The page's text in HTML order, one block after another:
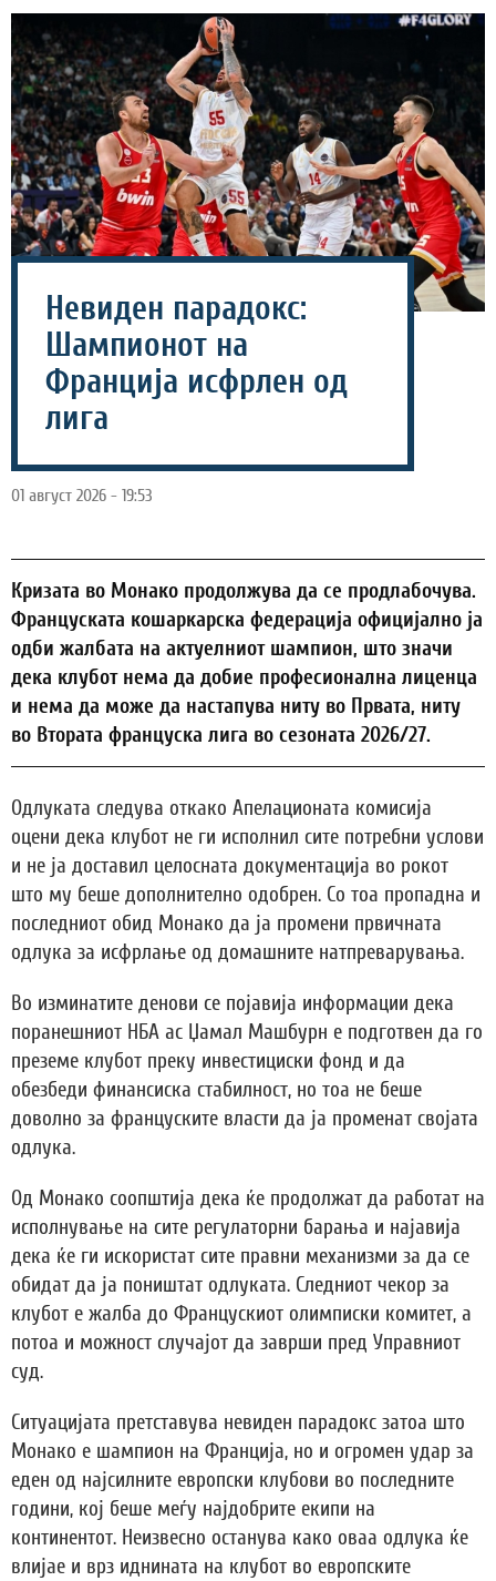
Невиден парадокс:
Шампионот на
Франција исфрлен од
лига
01 август 2026 - 19:53
Кризата во Монако продолжува да се продлабочува.
Француската кошаркарска федерација официјално ја
одби жалбата на актуелниот шампион, што значи
дека клубот нема да добие професионална лиценца
и нема да може да настапува ниту во Првата, ниту
во Втората француска лига во сезоната 2026/27.
Одлуката следува откако Апелационата комисија
оцени дека клубот не ги исполнил сите потребни услови
и не ја доставил целосната документација во рокот
што му беше дополнително одобрен. Со тоа пропадна и
последниот обид Монако да ја промени првичната
одлука за исфрлање од домашните натпреварувања.
Во изминатите денови се појавија информации дека
поранешниот НБА ас Џамал Машбурн е подготвен да го
преземе клубот преку инвестициски фонд и да
обезбеди финансиска стабилност, но тоа не беше
доволно за француските власти да ја променат својата
одлука.
Од Монако соопштија дека ќе продолжат да работат на
исполнување на сите регулаторни барања и најавија
дека ќе ги искористат сите правни механизми за да се
обидат да ја поништат одлуката. Следниот чекор за
клубот е жалба до Францускиот олимписки комитет, а
потоа и можност случајот да заврши пред Управниот
суд.
Ситуацијата претставува невиден парадокс затоа што
Монако е шампион на Франција, но и огромен удар за
еден од најсилните европски клубови во последните
години, кој беше меѓу најдобрите екипи на
континентот. Неизвесно останува како оваа одлука ќе
влијае и врз иднината на клубот во европските